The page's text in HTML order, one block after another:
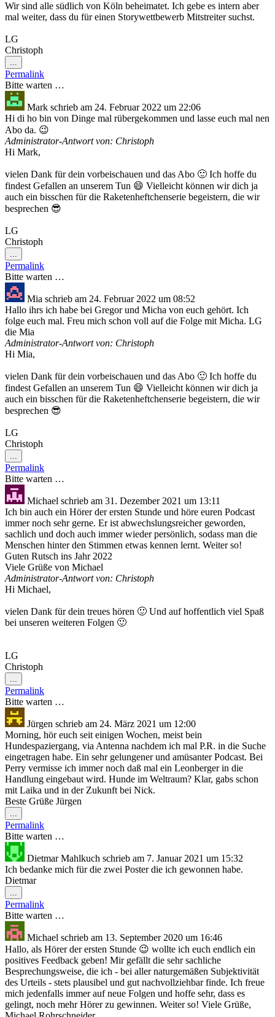
Wir sind alle südlich von Köln beheimatet. Ich gebe es intern aber
mal weiter, dass du für einen Storywettbewerb Mitstreiter suchst.
LG
Christoph
Metabox
ein-/ausblenden.
Permalink
Bitte warten …
Mark schrieb am 24. Februar 2022 um 22:06
Hi di ho bin von Dinge mal rübergekommen und lasse euch mal nen
Abo da. 😉
Administrator-Antwort von: Christoph
Hi Mark,
vielen Dank für dein vorbeischauen und das Abo 🙂 Ich hoffe du
findest Gefallen an unserem Tun 😄 Vielleicht können wir dich ja
auch ein bisschen für die Raketenheftchenserie begeistern, die wir
besprechen 😎
LG
Christoph
Metabox
ein-/ausblenden.
Permalink
Bitte warten …
Mia schrieb am 24. Februar 2022 um 08:52
Hallo ihrs ich habe bei Gregor und Micha von euch gehört. Ich
folge euch mal. Freu mich schon voll auf die Folge mit Micha. LG
die Mia
Administrator-Antwort von: Christoph
Hi Mia,
vielen Dank für dein vorbeischauen und das Abo 🙂 Ich hoffe du
findest Gefallen an unserem Tun 😄 Vielleicht können wir dich ja
auch ein bisschen für die Raketenheftchenserie begeistern, die wir
besprechen 😎
LG
Christoph
Metabox
ein-/ausblenden.
Permalink
Bitte warten …
Michael schrieb am 31. Dezember 2021 um 13:11
Ich bin auch ein Hörer der ersten Stunde und höre euren Podcast
immer noch sehr gerne. Er ist abwechslungsreicher geworden,
sachlich und doch auch immer wieder persönlich, sodass man die
Menschen hinter den Stimmen etwas kennen lernt. Weiter so!
Guten Rutsch ins Jahr 2022
Viele Grüße von Michael
Administrator-Antwort von: Christoph
Hi Michael,
vielen Dank für dein treues hören 🙂 Und auf hoffentlich viel Spaß
bei unseren weiteren Folgen 🙂
LG
Christoph
Metabox
ein-/ausblenden.
Permalink
Bitte warten …
Jürgen schrieb am 24. März 2021 um 12:00
Morning, hör euch seit einigen Wochen, meist bein
Hundespaziergang, via Antenna nachdem ich mal P.R. in die Suche
eingetragen habe. Ein sehr gelungener und amüsanter Podcast. Bei
Perry vermisse ich immer noch daß mal ein Leonberger in die
Handlung eingebaut wird. Hunde im Weltraum? Klar, gabs schon
mit Laika und in der Zukunft bei Nick.
Beste Grüße Jürgen
Metabox
ein-/ausblenden.
Permalink
Bitte warten …
Dietmar Mahlkuch schrieb am 7. Januar 2021 um 15:32
Ich bedanke mich für die zwei Poster die ich gewonnen habe.
Dietmar
Metabox
ein-/ausblenden.
Permalink
Bitte warten …
Michael schrieb am 13. September 2020 um 16:46
Hallo, als Hörer der ersten Stunde 😉 wollte ich euch endlich ein
positives Feedback geben! Mir gefällt die sehr sachliche
Besprechungsweise, die ich - bei aller naturgemäßen Subjektivität
des Urteils - stets plausibel und gut nachvollziehbar finde. Ich freue
mich jedenfalls immer auf neue Folgen und hoffe sehr, dass es
gelingt, noch mehr Hörer zu gewinnen. Weiter so! Viele Grüße,